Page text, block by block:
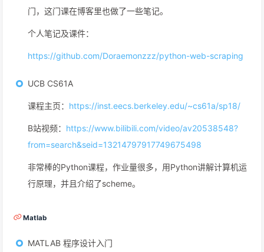
门，这门课在博客里也做了一些笔记。
个人笔记及课件：
https://github.com/Doraemonzzz/python-web-scraping
UCB CS61A
课程主页： https://inst.eecs.berkeley.edu/~cs61a/sp18/
B站视频： https://www.bilibili.com/video/av20538548?
from=search&seid=13214797917749675498
非常棒的Python课程，作业量很多，用Python讲解计算机运
行原理，并且介绍了scheme。
Matlab
MATLAB 程序设计入门